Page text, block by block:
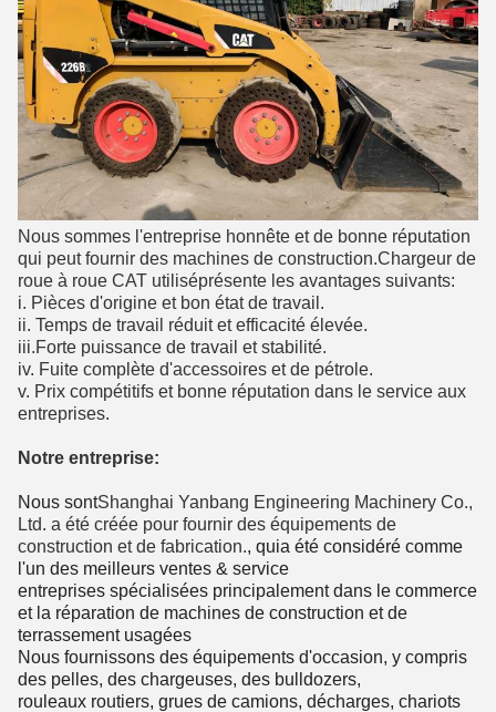
Nous sommes l'entreprise honnête et de bonne réputation
qui peut fournir des machines de construction.Chargeur de
roue à roue CAT utiliséprésente les avantages suivants:
i. Pièces d'origine et bon état de travail.
ii. Temps de travail réduit et efficacité élevée.
iii.Forte puissance de travail et stabilité.
iv. Fuite complète d'accessoires et de pétrole.
v. Prix compétitifs et bonne réputation dans le service aux
entreprises.
Notre entreprise:
Nous sontShanghai Yanbang Engineering Machinery Co.,
Ltd. a été créée pour fournir des équipements de
construction et de fabrication., quia été considéré comme
l'un des meilleurs ventes & service
entreprises spécialisées principalement dans le commerce
et la réparation de machines de construction et de
terrassement usagées
Nous fournissons des équipements d'occasion, y compris
des pelles, des chargeuses, des bulldozers,
rouleaux routiers, grues de camions, décharges, chariots